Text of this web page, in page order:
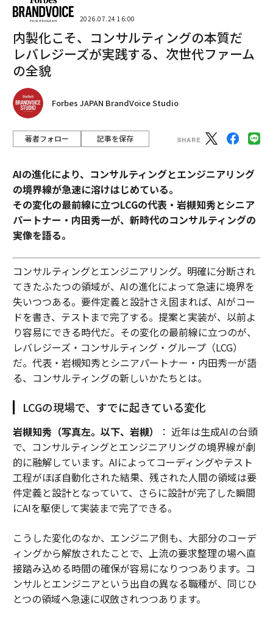
る
イノベーションの停滞から脱却するために、テクノロジ
ーリーダーは専任チームを構築し、大胆なアイデアが四
半期ごとのプレッシャーの重みなく繁栄できる文化を育
むことで、イノベーションを制度化する必要がある。こ
の意図的なアプローチは単なる戦略ではなく、今日最も
画期的で永続的なテクノロジー企業を支える実証済みの
プレイブックである。-ペンタ・ラオ・マラパトラ,
BreakthroughT1D
目的と俊敏性を優先する
短期的な利益よりも長期的なビジョンを優先しよう。急
速に変化する世界では、短期的な利益はすぐに消えてし
まう。組織は明確な目的を定義し、その目的に固定され
ながらも変化に対応できる俊敏性を構築する必要があ
る。-パビトラ・サイキア,Truist Bank
長期的影響に結びついた実験に報いる
短期的思考から脱却するために、テクノロジー企業は目
的主導型のイノベーションを再燃させる必要がある。四
半期ごとの利益ではなく長期的な影響に結びついた実験
に報いる「フューチャーラボ」を設立し、トレンドを追
いかけるのではなく、実際の体系的な問題を解決するこ
させる。-サンジョイ・サルカール,First Citizens Bank
AIを活用してアイデアを迅速にテストする
AIと部門横断的な創造性スプリントを組み合わせる。既
存のものを最適化するだけでなく、企業はAIを使用して
デザイン、エンジニアリング、ビジネスチーム全体で大
胆なアイデアを迅速にテストできる。機械駆動型の探索
思考から脱却し、真のイノベーション文化を再発見する
のに役立つ。-ギリダール・ラジ・シン・チョウハン,
Microsoft
内部の非効率性を解決する
2026.07.24 16:00
内製化こそ、コンサルティングの本質だ
レバレジーズが実践する、次世代ファーム
の全貌
Forbes JAPAN BrandVoice Studio
著者フォロー 記事を保存
AIの進化により、コンサルティングとエンジニアリング
の境界線が急速に溶けはじめている。
その変化の最前線に立つLCGの代表・岩槻知秀とシニア
パートナー・内田秀一が、新時代のコンサルティングの
実像を語る。
コンサルティングとエンジニアリング。明確に分断され
てきたふたつの領域が、AIの進化によって急速に境界を
失いつつある。要件定義と設計さえ固まれば、AIがコー
ドを書き、テストまで完了する。提案と実装が、以前よ
り容易にできる時代だ。その変化の最前線に立つのが、
レバレジーズ・コンサルティング・グループ（LCG）
だ。代表・岩槻知秀とシニアパートナー・内田秀一が語
る、コンサルティングの新しいかたちとは。
LCGの現場で、すでに起きている変化
岩槻知秀（写真左。以下、岩槻）
： 近年は生成AIの台頭
で、コンサルティングとエンジニアリングの境界線が劇
的に融解しています。AIによってコーディングやテスト
工程がほぼ自動化された結果、残された人間の領域は要
件定義と設計となっていて、さらに設計が完了した瞬間
にAIを駆使して実装まで完了できる。
こうした変化のなか、エンジニア側も、大部分のコーデ
ィングから解放されたことで、上流の要求整理の場へ直
接踏み込める時間の確保が容易になりつつあります。コ
ンサルとエンジニアという出自の異なる職種が、同じひ
とつの領域へ急速に収斂されつつあります。